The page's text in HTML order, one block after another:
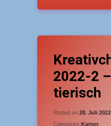
2022-2
tierisch
Posted on28. Juli 2022
Categories:Karten
Grußkarte
leicht
SAB 2022-2